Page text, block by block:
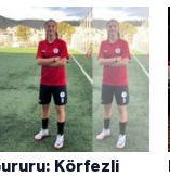
Körfezli